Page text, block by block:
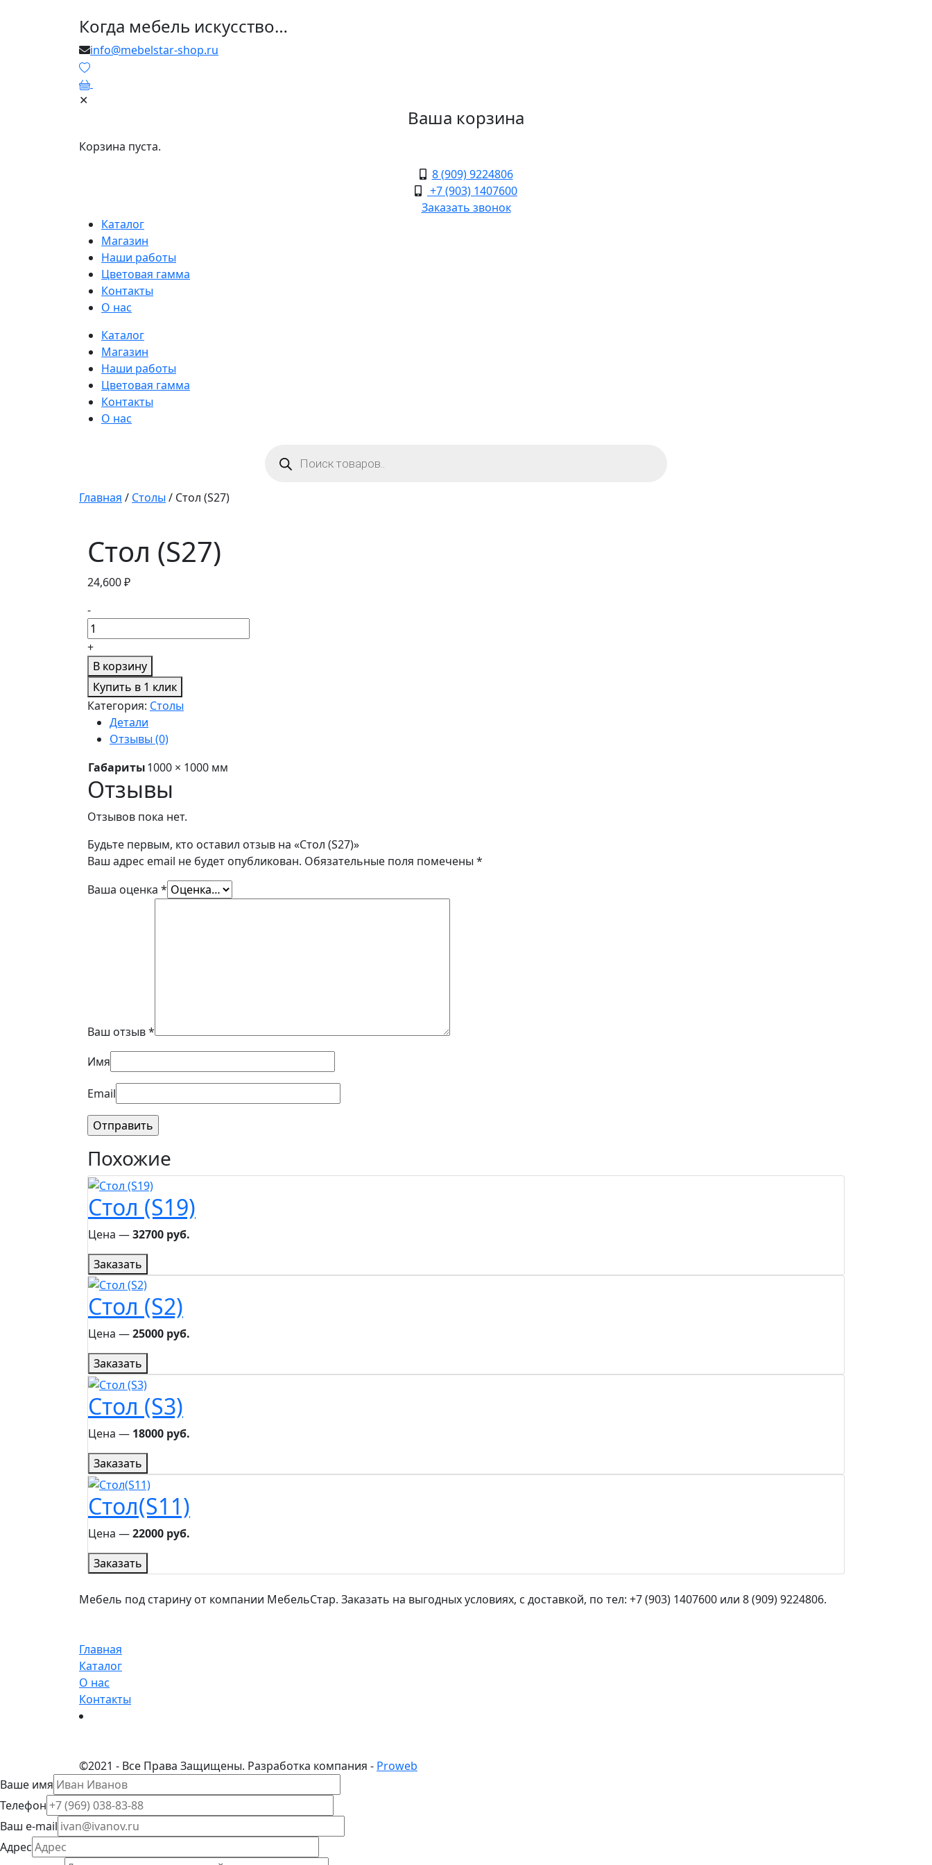
Когда мебель искусство…
info@mebelstar-shop.ru
✕
Ваша корзина
Корзина пуста.
8 (909) 9224806
+7 (903) 1407600
Заказать звонок
Каталог
Магазин
Наши работы
Цветовая гамма
Контакты
О нас
Каталог
Магазин
Наши работы
Цветовая гамма
Контакты
О нас
товаров
Главная / Столы / Стол (S27)
Стол (S27)
24,600₽
-
+
В корзину
Купить в 1 клик
Категория: Столы
Детали
Отзывы (0)
Габариты1000 × 1000 мм
Отзывы
Отзывов пока нет.
Будьте первым, кто оставил отзыв на «Стол (S27)»
Ваш адрес email не будет опубликован. Обязательные поля помечены *
Ваша оценка *
Ваш отзыв*
Имя
Email
Похожие
Стол (S19)
Цена ―32700 руб.
Заказать
Стол (S2)
Цена ―25000 руб.
Заказать
Стол (S3)
Цена ― 18000 руб.
Заказать
Стол(S11)
Цена ―22000 руб.
Заказать
Мебель под старину от компании МебельСтар. Заказать на выгодных условиях, с доставкой, по тел: +7 (903) 1407600 или 8 (909) 9224806.
Главная
Каталог
О нас
Контакты
©2021 - Все Права Защищены. Разработка компания - Proweb
Ваше имя
Телефон
Ваш e-mail
Адрес